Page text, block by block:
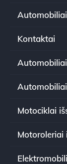
Kontaktai
Motociklai
Motoroleriai